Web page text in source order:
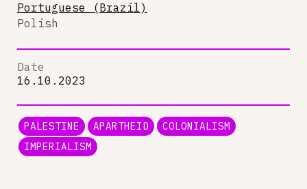
Portuguese (Brazil)
Polish
Date
16.10.2023
PALESTINE APARTHEID
COLONIALISM
IMPERIALISM